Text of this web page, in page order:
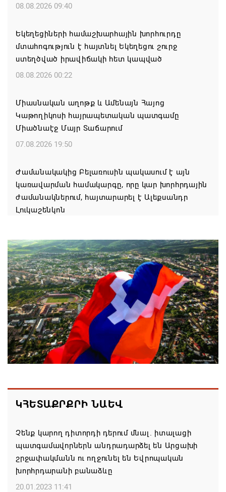
08.08.2026 09:40
Եկեղեցիների համաշխարհային խորհուրդը
մտահոգություն է հայտնել Եկեղեցու շուրջ
ստեղծված իրավիճակի հետ կապված
08.08.2026 00:22
Միասնական աղոթք և Ամենայն Հայոց
Կաթողիկոսի հայրապետական պատգամը
Միածնաէջ Մայր Տաճարում
07.08.2026 19:50
Ժամանակակից Բելառուսին պակասում է այն
կառավարման համակարգը, որը կար խորհրդային
ժամանակներում, հայտարարել է Ալեքսանդր
Լուկաշենկոն
ՀՀ ԱԱԾ սահմանապահ զորքերի
պատվիրակությունն այցելել է Լիտվայի
Հանրապետություն
07.08.2026 16:57
Գարեգին Բ-ի և եպիսկոպոսների գործով
դատավորն ինքնաբացարկ է հայտնել
07.08.2026 16:55
ռազմական դաշինք ստեղծելու մասին
համաձայնագիր են ստորագրել
Հայ ժողովուրդն է ընտրում Հայոց Հայրապետին և
հեռացնելու ընթացակարգ չկա
07.08.2026 16:39
ԿՀԵՏԱՔՐՔՐԻ ՆԱԵՎ
Չենք կարող դիտորդի դերում մնալ. իտալացի
պատգամավորներն անդրադարձել են Արցախի
շրջափակմանն ու ողջունել են Եվրոպական
խորհրդարանի բանաձևը
20.01.2023 11:41